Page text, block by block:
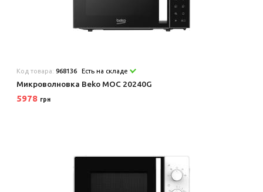
Код товара:968136 Есть на складе
Микроволновка Beko MOC 20240G
5978 грн